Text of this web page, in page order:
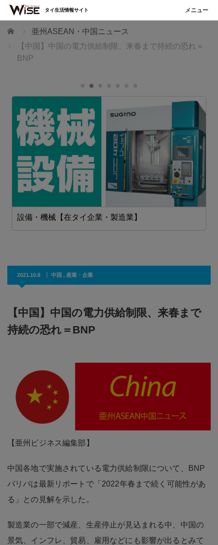
ホーム
亜州ASEAN・中国ニュース
【中国】中国の電力供給制限、来春まで持続の恐れ＝
BNP
設備・機械【在タイ企業・製造業】
2021.10.8 中国 , 産業・企業
【中国】中国の電力供給制限、来春まで
持続の恐れ＝BNP
【亜州ビジネス編集部】
中国各地で実施されている電力供給制限について、BNP
パリバは最新リポートで「2022年春まで続く可能性があ
る」との見解を示した。
製造業の一部で減産、生産停止が見込まれる中、中国の
景気、インフレ、貿易、雇用などにも影響が出るとみて
タイ生活情報サイト